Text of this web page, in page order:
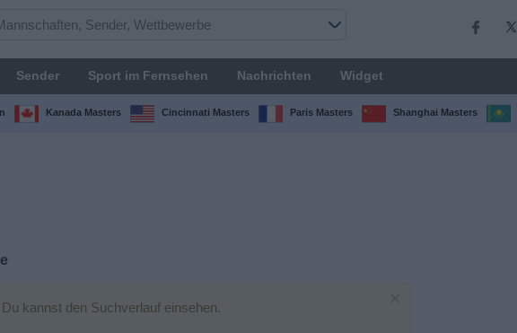
Sender Sport im Fernsehen Nachrichten Widget
Kanada Masters Cincinnati Masters Paris Masters Shanghai Masters
kannst den Suchverlauf einsehen.